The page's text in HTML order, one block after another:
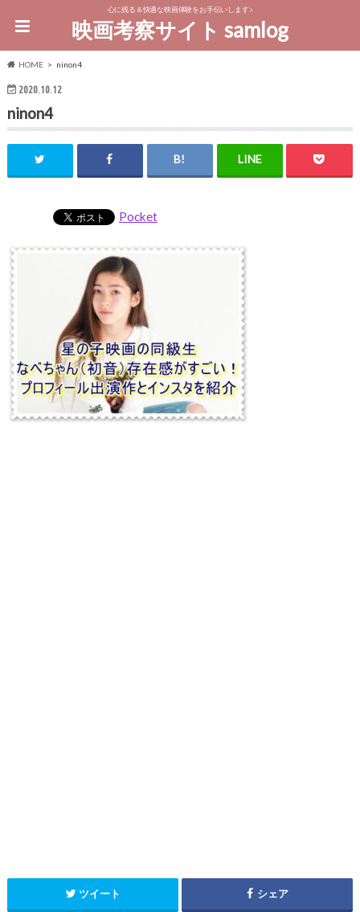
心に残る＆快適な映画体験をお手伝いします♪
映画考察サイト samlog
HOME ninon4
2020.10.12
ninon4
Pocket
ツイート シェア